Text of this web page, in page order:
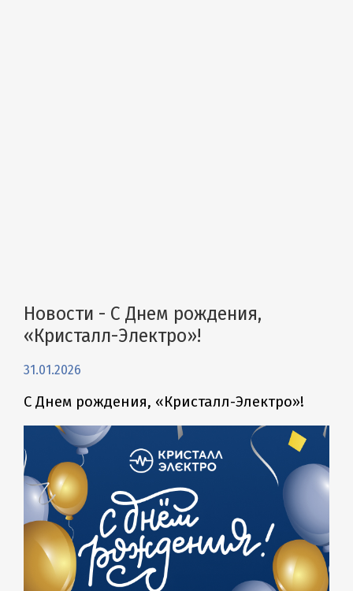
Новости - С Днем рождения,
«Кристалл-Электро»!
31.01.2026
С Днем рождения, «Кристалл-Электро»!